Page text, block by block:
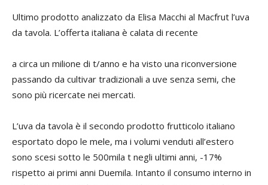
Ultimo prodotto analizzato da Elisa Macchi al Macfrut l’uva
da tavola. L’offerta italiana è calata di recente
a circa un milione di t/anno e ha visto una riconversione
passando da cultivar tradizionali a uve senza semi, che
sono più ricercate nei mercati.
L’uva da tavola è il secondo prodotto frutticolo italiano
esportato dopo le mele, ma i volumi venduti all’estero
sono scesi sotto le 500mila t negli ultimi anni, -17%
rispetto ai primi anni Duemila. Intanto il consumo interno in